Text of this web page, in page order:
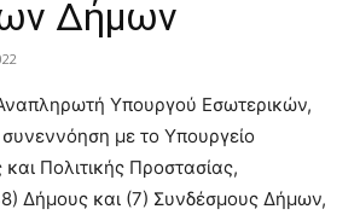
Δήμων
Υπουργού Εσωτερικών,
με το Υπουργείο
και Πολιτικής Προστασίας,
Δήμους και (7) Συνδέσμους Δήμων,